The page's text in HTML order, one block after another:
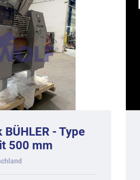
- Type
500 mm